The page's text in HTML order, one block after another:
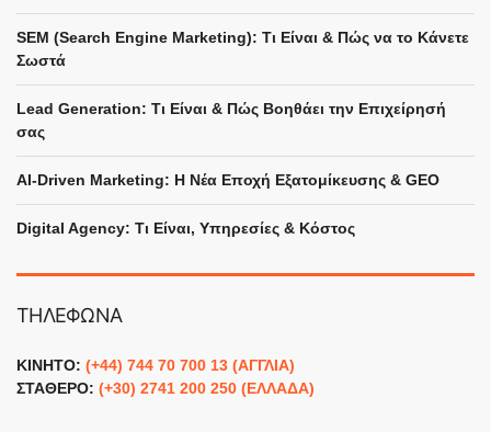
SEM (Search Engine Marketing): Τι Είναι & Πώς να το Κάνετε
Σωστά
Lead Generation: Τι Είναι & Πώς Βοηθάει την Επιχείρησή
σας
AI-Driven Marketing: Η Νέα Εποχή Εξατομίκευσης & GEO
Digital Agency: Τι Είναι, Υπηρεσίες & Κόστος
ΤΗΛΕΦΩΝΑ
ΚΙΝΗΤΟ: (+44) 744 70 700 13 (ΑΓΓΛΙΑ)
ΣΤΑΘΕΡΟ: (+30) 2741 200 250 (ΕΛΛΑΔΑ)
×
Γεια χαρά! Είμαι ο AI βοηθός του
Γιώργου - πώς θα μπορούσα να σε